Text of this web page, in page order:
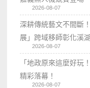
2026-08-07
深耕傳統藝文不間斷
展」跨域移師彰化溪
2026-08-07
「地政原來這麼好玩
精彩落幕！
2026-08-07